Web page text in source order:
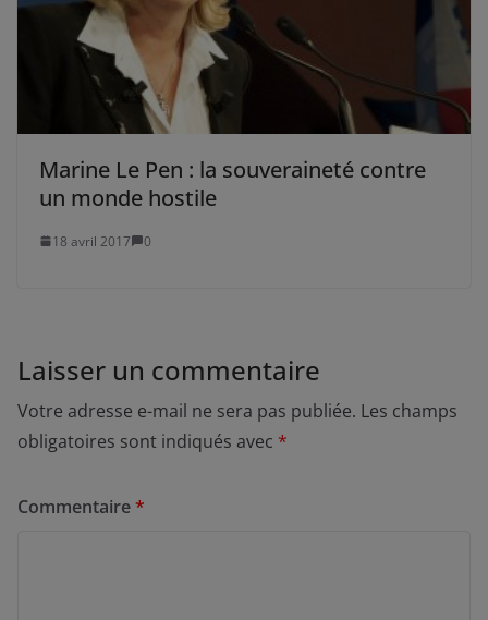
Marine Le Pen : la souveraineté contre
un monde hostile
18 avril 2017 0
Laisser un commentaire
Votre adresse e-mail ne sera pas publiée. Les champs
obligatoires sont indiqués avec *
Commentaire*